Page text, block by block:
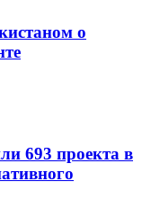
о
693 проекта в